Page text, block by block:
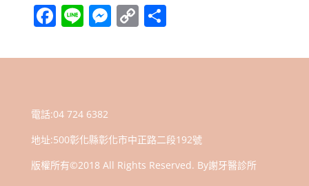
F
c
b
o
o
k
Li
e
M
ss
er
C
p
k
分
電話:04 724 6382
地址:500彰化縣彰化市中正路二段192號
版權所有©2018 All Rights Reserved. By謝牙醫診所